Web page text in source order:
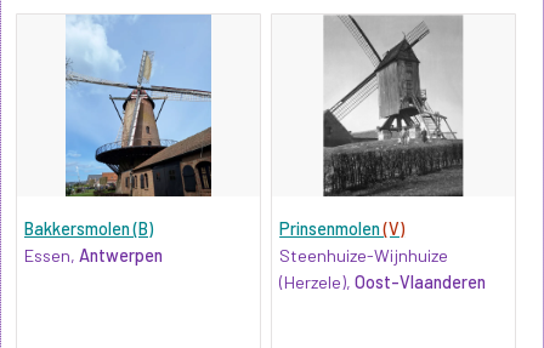
Bakkersmolen (B)
Essen, Antwerpen
Prinsenmolen(V)
Steenhuize-Wijnhuize
(Herzele),Oost-Vlaanderen